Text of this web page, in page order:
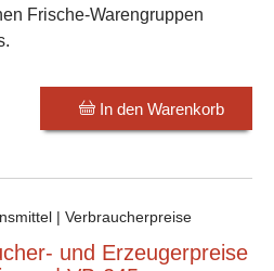
Frische-Warengruppen
In den Warenkorb
| Verbraucherpreise
und Erzeugerpreise